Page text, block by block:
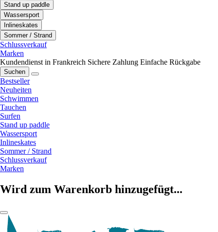
Stand up paddle
Wassersport
Inlineskates
Sommer / Strand
Schlussverkauf
Marken
Kundendienst in Frankreich Sichere Zahlung Einfache Rückgabe
Suchen
Bestseller
Neuheiten
Schwimmen
Tauchen
Surfen
Stand up paddle
Wassersport
Inlineskates
Sommer / Strand
Schlussverkauf
Marken
Wird zum Warenkorb hinzugefügt...